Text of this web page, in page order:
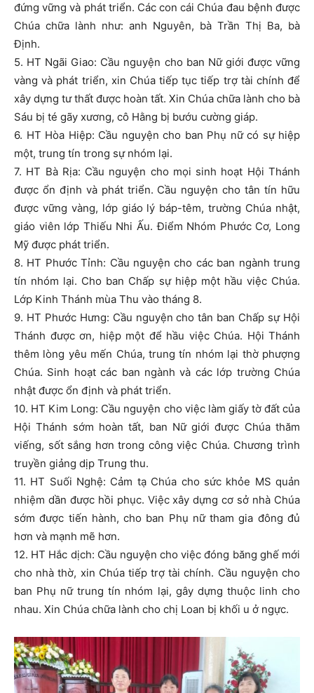
đứng vững và phát triển. Các con cái Chúa đau bệnh được
Chúa chữa lành như: anh Nguyên, bà Trần Thị Ba, bà
Định.
5. HT Ngãi Giao: Cầu nguyện cho ban Nữ giới được vững
vàng và phát triển, xin Chúa tiếp tục tiếp trợ tài chính để
xây dựng tư thất được hoàn tất. Xin Chúa chữa lành cho bà
Sáu bị té gãy xương, cô Hằng bị bướu cường giáp.
6. HT Hòa Hiệp: Cầu nguyện cho ban Phụ nữ có sự hiệp
một, trung tín trong sự nhóm lại.
7. HT Bà Rịa: Cầu nguyện cho mọi sinh hoạt Hội Thánh
được ổn định và phát triển. Cầu nguyện cho tân tín hữu
được vững vàng, lớp giáo lý báp-têm, trường Chúa nhật,
giáo viên lớp Thiếu Nhi Ấu. Điểm Nhóm Phước Cơ, Long
Mỹ được phát triển.
8. HT Phước Tỉnh: Cầu nguyện cho các ban ngành trung
tín nhóm lại. Cho ban Chấp sự hiệp một hầu việc Chúa.
Lớp Kinh Thánh mùa Thu vào tháng 8.
9. HT Phước Hưng: Cầu nguyện cho tân ban Chấp sự Hội
Thánh được ơn, hiệp một để hầu việc Chúa. Hội Thánh
thêm lòng yêu mến Chúa, trung tín nhóm lại thờ phượng
Chúa. Sinh hoạt các ban ngành và các lớp trường Chúa
nhật được ổn định và phát triển.
10. HT Kim Long: Cầu nguyện cho việc làm giấy tờ đất của
Hội Thánh sớm hoàn tất, ban Nữ giới được Chúa thăm
viếng, sốt sắng hơn trong công việc Chúa. Chương trình
truyền giảng dịp Trung thu.
11. HT Suối Nghệ: Cảm tạ Chúa cho sức khỏe MS quản
nhiệm dần được hồi phục. Việc xây dựng cơ sở nhà Chúa
sớm được tiến hành, cho ban Phụ nữ tham gia đông đủ
hơn và mạnh mẽ hơn.
12. HT Hắc dịch: Cầu nguyện cho việc đóng băng ghế mới
cho nhà thờ, xin Chúa tiếp trợ tài chính. Cầu nguyện cho
ban Phụ nữ trung tín nhóm lại, gây dựng thuộc linh cho
nhau. Xin Chúa chữa lành cho chị Loan bị khối u ở ngực.